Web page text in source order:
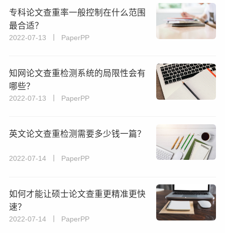
专科论文查重率一般控制在什么范围
最合适？
2022-07-13 丨 PaperPP
知网论文查重检测系统的局限性会有
哪些？
2022-07-13 丨 PaperPP
英文论文查重检测需要多少钱一篇？
2022-07-14 丨 PaperPP
如何才能让硕士论文查重更精准更快
速？
2022-07-14 丨 PaperPP